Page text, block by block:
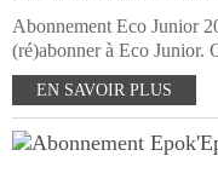
Abonnement Eco Junior
(ré)abonner à Eco Junior.
EN SAVOIR PLUS